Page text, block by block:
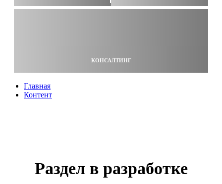
КОНСАЛТИНГ
Главная
Контент
Раздел в разработке